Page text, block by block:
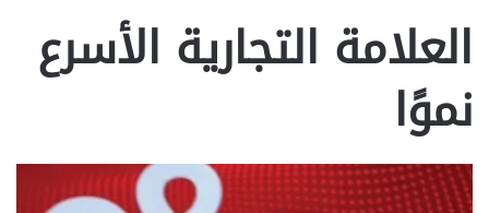
العلامة التجارية الأسرع
نموًا